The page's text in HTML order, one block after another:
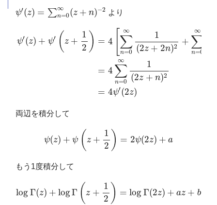
ψ′(z) = ∑∞
n=0(z + n)−2
ψ′( ) n=0∞ ( −
より
ψ′(z) + ψ′ ( z +
1
2 ) = 4
∞
∑
n=0
1
(2z + 2n)2
+
∞
∑
n=0
= 4
∞
∑
n=0
1
(2z + n)2
= 4ψ′(2z)
∞1 (2 ∞1
両辺を積分して
ψ(z) + ψ ( z +
1
2 ) = 2ψ(2z) + a
ψ 12)
もう1度積分して
log Γ(z) + logΓ (z +
1
2 ) = log Γ(2z) + az + b
Γ 1 2)